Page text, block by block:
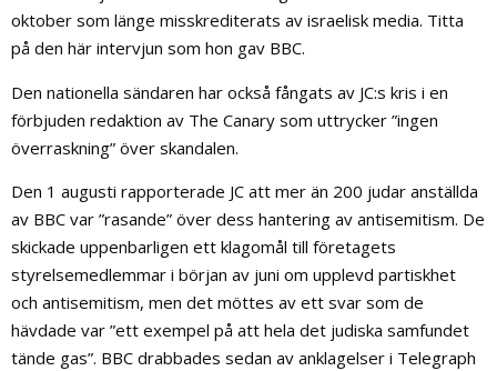
oktober som länge misskrediterats av israelisk media. Titta
på den här intervjun som hon gav BBC.
Den nationella sändaren har också fångats av JC:s kris i en
förbjuden redaktion av The Canary som uttrycker ”ingen
överraskning” över skandalen.
Den 1 augusti rapporterade JC att mer än 200 judar anställda
av BBC var ”rasande” över dess hantering av antisemitism. De
skickade uppenbarligen ett klagomål till företagets
styrelsemedlemmar i början av juni om upplevd partiskhet
och antisemitism, men det möttes av ett svar som de
hävdade var ”ett exempel på att hela det judiska samfundet
tände gas”. BBC drabbades sedan av anklagelser i Telegraph